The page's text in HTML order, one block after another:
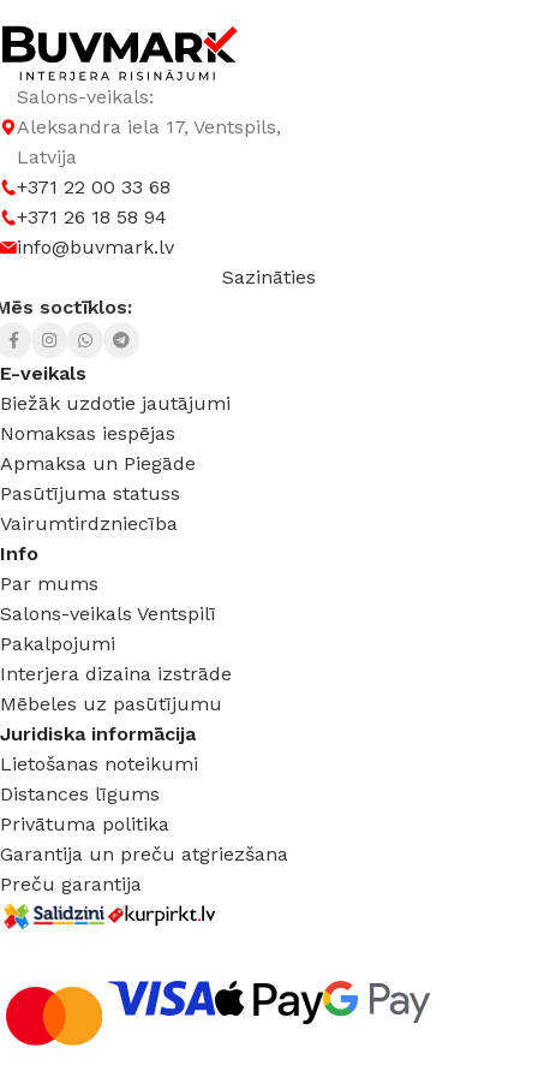
Salons-veikals:
Aleksandra iela 17, Ventspils,
Latvija
+371 22 00 33 68
+371 26 18 58 94
info@buvmark.lv
Sazināties
soctīklos:
E-veikals
Biežāk uzdotie jautājumi
Nomaksas iespējas
Apmaksa un Piegāde
Pasūtījuma statuss
Vairumtirdzniecība
Info
Par mums
Salons-veikals Ventspilī
Pakalpojumi
Interjera dizaina izstrāde
Mēbeles uz pasūtījumu
Juridiska informācija
Lietošanas noteikumi
Distances līgums
Privātuma politika
Garantija un preču atgriezšana
Preču garantija